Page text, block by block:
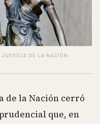
JUSTICIA DE LA NACIÓN
de la Nación cerró
que, en